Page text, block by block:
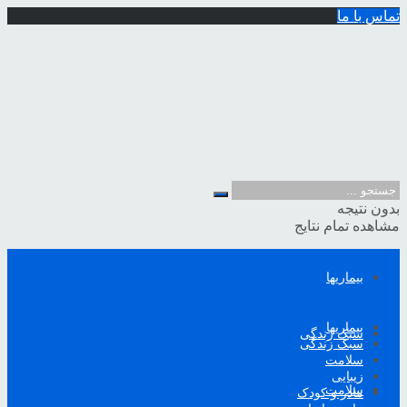
تماس با ما
بدون نتیجه
مشاهده تمام نتایج
بیماریها
سبک زندگی
سلامت
بیماریها
سبک زندگی
سلامت
زیبایی
مادر و کودک